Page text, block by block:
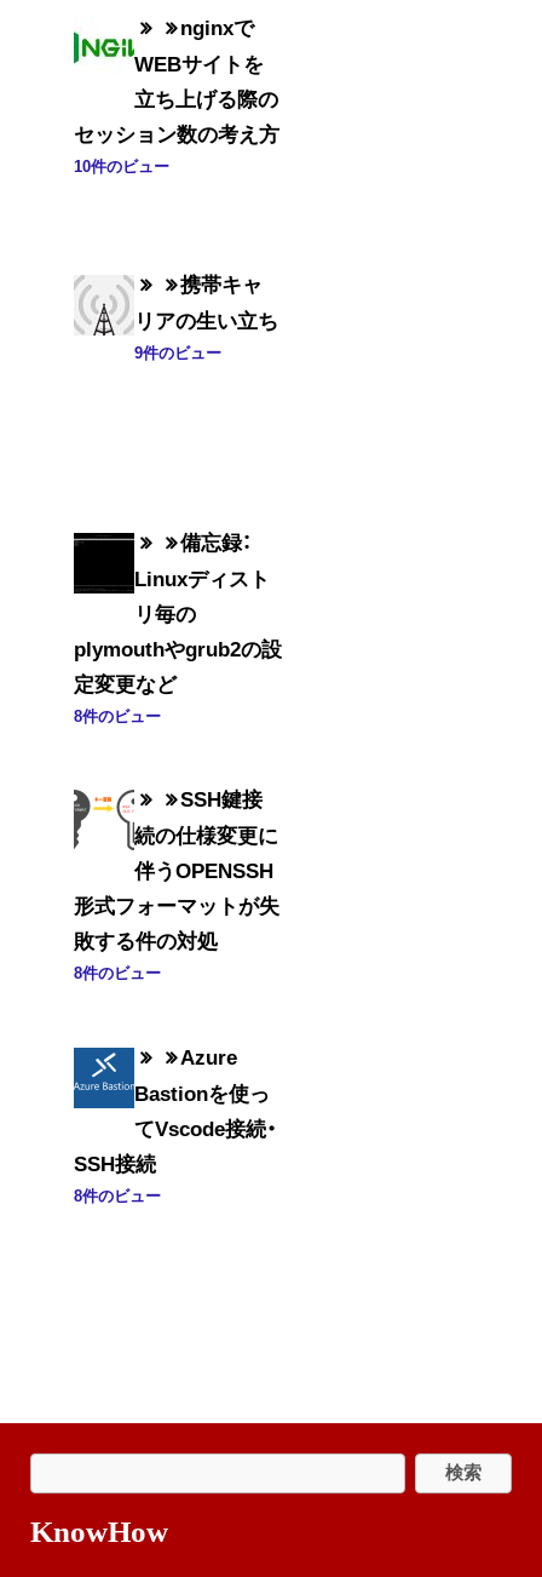
nginxで
WEBサイトを
立ち上げる際の
セッション数の考え方
10件のビュー
携帯キャ
リアの生い立ち
9件のビュー
備忘録：
Linuxディスト
リ毎の
plymouthやgrub2の設
定変更など
8件のビュー
SSH鍵接
続の仕様変更に
伴うOPENSSH
形式フォーマットが失
敗する件の対処
8件のビュー
Azure
Bastionを使っ
てVscode接続・
SSH接続
8件のビュー
KnowHow